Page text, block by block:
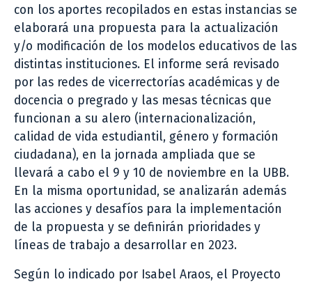
con los aportes recopilados en estas instancias se
elaborará una propuesta para la actualización
y/o modificación de los modelos educativos de las
distintas instituciones. El informe será revisado
por las redes de vicerrectorías académicas y de
docencia o pregrado y las mesas técnicas que
funcionan a su alero (internacionalización,
calidad de vida estudiantil, género y formación
ciudadana), en la jornada ampliada que se
llevará a cabo el 9 y 10 de noviembre en la UBB.
En la misma oportunidad, se analizarán además
las acciones y desafíos para la implementación
de la propuesta y se definirán prioridades y
líneas de trabajo a desarrollar en 2023.
Según lo indicado por Isabel Araos, el Proyecto